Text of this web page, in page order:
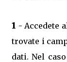
1 - Accedete
trovate i
dati. Nel